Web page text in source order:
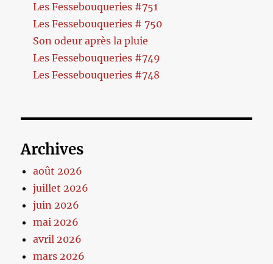
Les Fessebouqueries #751
Les Fessebouqueries # 750
Son odeur après la pluie
Les Fessebouqueries #749
Les Fessebouqueries #748
Archives
août 2026
juillet 2026
juin 2026
mai 2026
avril 2026
mars 2026